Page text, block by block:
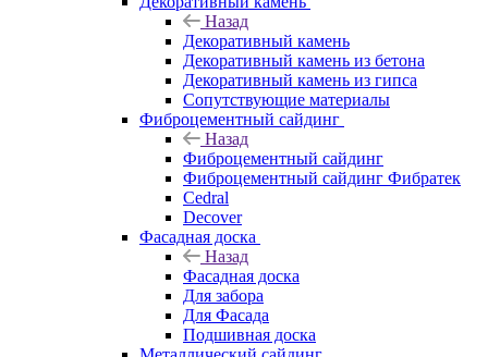
Назад
Декоративный камень
Декоративный камень из бетона
Декоративный камень из гипса
Сопутствующие материалы
Фиброцементный сайдинг
Назад
Фиброцементный сайдинг
Фиброцементный сайдинг Фибратек
Cedral
Decover
Фасадная доска
Назад
Фасадная доска
Для забора
Для Фасада
Подшивная доска